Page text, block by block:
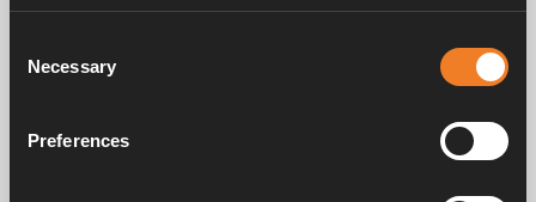
Selection
Necessary
Preferences
Frågor & svar